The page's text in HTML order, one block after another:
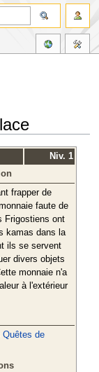
Niv. 1
frapper de
faute de
Frigostiens ont
kamas dans la
ils se servent
divers objets
monnaie n'a
à l'extérieur
Quêtes de